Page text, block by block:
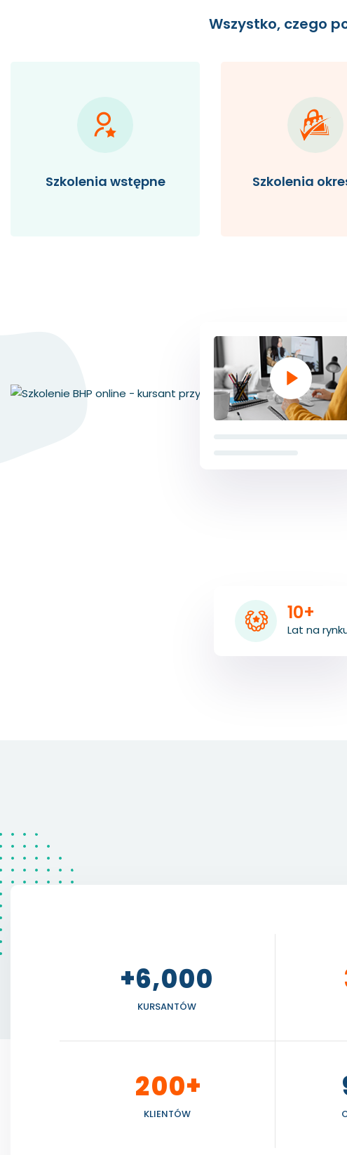
Wszystko, czego
Szkolenia wstępne Szkolenia
10+
Lat na
+6,000
KURSANTÓW
200+
KLIENTÓW